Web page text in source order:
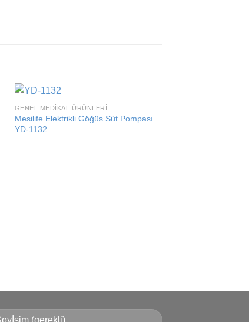
wishlist
GENEL MEDIKAL ÜRÜNLERI
Mesilife Elektrikli Göğüs Süt Pompası
YD-1132